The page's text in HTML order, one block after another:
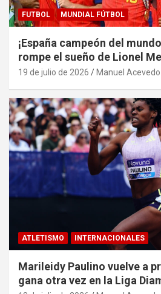
FUTBOL MUNDIAL FÚTBOL
¡España campeón del
rompe el sueño de Lionel
19 de julio de 2026 Manuel
ATLETISMO INTERNACIONALES
Marileidy Paulino vuelve a
gana otra vez en la Liga